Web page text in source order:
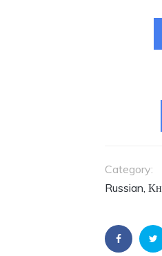
Category:
Russian,